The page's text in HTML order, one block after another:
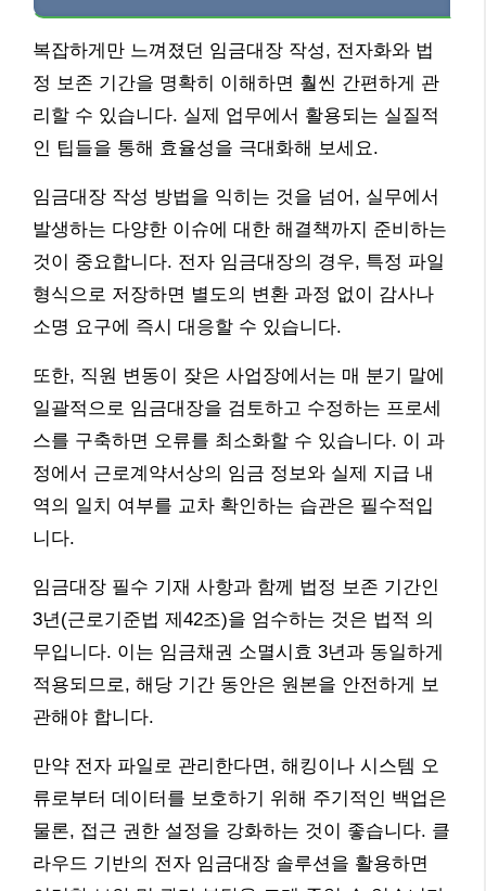
복잡하게만 느껴졌던 임금대장 작성, 전자화와 법
정 보존 기간을 명확히 이해하면 훨씬 간편하게 관
리할 수 있습니다. 실제 업무에서 활용되는 실질적
인 팁들을 통해 효율성을 극대화해 보세요.
임금대장 작성 방법을 익히는 것을 넘어, 실무에서
발생하는 다양한 이슈에 대한 해결책까지 준비하는
것이 중요합니다. 전자 임금대장의 경우, 특정 파일
형식으로 저장하면 별도의 변환 과정 없이 감사나
소명 요구에 즉시 대응할 수 있습니다.
또한, 직원 변동이 잦은 사업장에서는 매 분기 말에
일괄적으로 임금대장을 검토하고 수정하는 프로세
스를 구축하면 오류를 최소화할 수 있습니다. 이 과
정에서 근로계약서상의 임금 정보와 실제 지급 내
역의 일치 여부를 교차 확인하는 습관은 필수적입
니다.
임금대장 필수 기재 사항과 함께 법정 보존 기간인
3년(근로기준법 제42조)을 엄수하는 것은 법적 의
무입니다. 이는 임금채권 소멸시효 3년과 동일하게
적용되므로, 해당 기간 동안은 원본을 안전하게 보
관해야 합니다.
만약 전자 파일로 관리한다면, 해킹이나 시스템 오
류로부터 데이터를 보호하기 위해 주기적인 백업은
물론, 접근 권한 설정을 강화하는 것이 좋습니다. 클
라우드 기반의 전자 임금대장 솔루션을 활용하면